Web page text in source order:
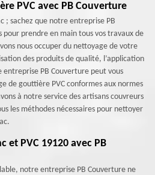
PVC avec PB Couverture
; sachez que notre entreprise PB
pour prendre en main tous vos travaux de
nous occuper du nettoyage de votre
des produits de qualité, l’application
PB Couverture peut vous
de gouttière PVC conformes aux normes
à notre service des artisans couvreurs
les méthodes nécessaires pour nettoyer
et PVC 19120 avec PB
notre entreprise PB Couverture ne